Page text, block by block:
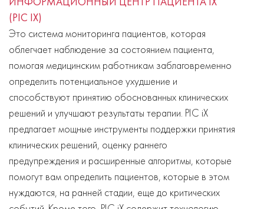
(PIC IX)
Это система мониторинга пациентов, которая
облегчает наблюдение за состоянием пациента,
помогая медицинским работникам заблаговременно
определить потенциальное ухудшение и
способствуют принятию обоснованных клинических
решений и улучшают результаты терапии. PIC iX
предлагает мощные инструменты поддержки принятия
клинических решений, оценку раннего
предупреждения и расширенные алгоритмы, которые
помогут вам определить пациентов, которые в этом
нуждаются, на ранней стадии, еще до критических